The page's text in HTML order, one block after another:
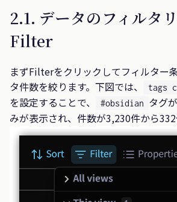
2.1. データのフィルタ
Filter
まずFilterをクリックしてフィルター
タ件数を絞ります。下図では、
tags
を設定することで、 #obsidian タグ
みが表示され、件数が3,230件から332